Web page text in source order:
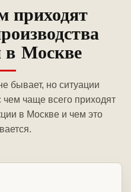
приходят
в Москве
бывает, но ситуации
чаще всего приходят
в Москве и чем это